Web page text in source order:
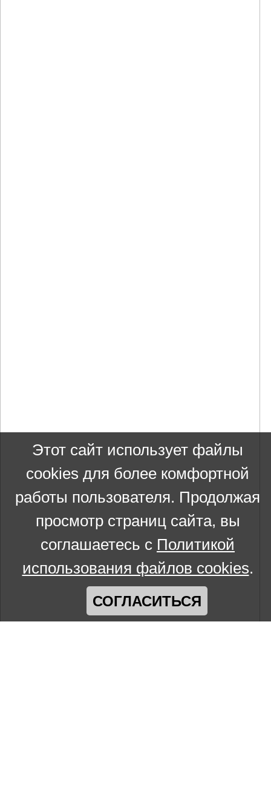
Этот сайт использует файлы
cookies для более комфортной
работы пользователя. Продолжая
просмотр страниц сайта, вы
соглашаетесь с Политикой
использования файлов cookies.
СОГЛАСИТЬСЯ